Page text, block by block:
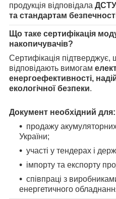
продукція відповідала
та стандартам
Що таке сертифікація
накопичувачів?
Сертифікація підтверджує,
відповідають вимогам
енергоефективності,
екологічної безпеки.
Документ необхідний для:
продажу
України;
участі у тендерах і
імпорту та експорту
співпраці з
енергетичного